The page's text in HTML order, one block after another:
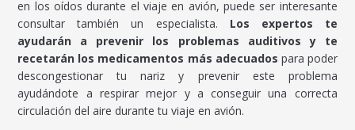
en los oídos durante el viaje en avión, puede ser interesante
consultar también un especialista. Los expertos te
ayudarán a prevenir los problemas auditivos y te
recetarán los medicamentos más adecuados para poder
descongestionar tu nariz y prevenir este problema
ayudándote a respirar mejor y a conseguir una correcta
circulación del aire durante tu viaje en avión.